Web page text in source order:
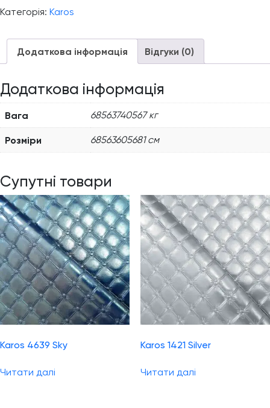
Категорія: Karos
Додаткова інформація Відгуки (0)
Додаткова інформація
Вага 68563740567 кг
Розміри 68563605681 см
Супутні товари
Karos 4639 Sky
Читати далі
Karos 1421 Silver
Читати далі